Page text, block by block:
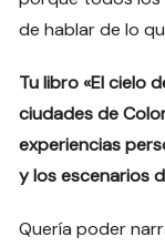
de hablar de lo
Tu libro «El cielo
ciudades de
experiencias
y los escenarios
Quería poder